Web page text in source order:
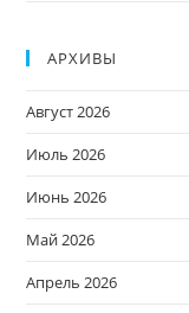
АРХИВЫ
Август 2026
Июль 2026
Июнь 2026
Май 2026
Апрель 2026